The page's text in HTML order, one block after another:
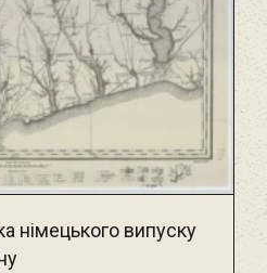
німецького випуску